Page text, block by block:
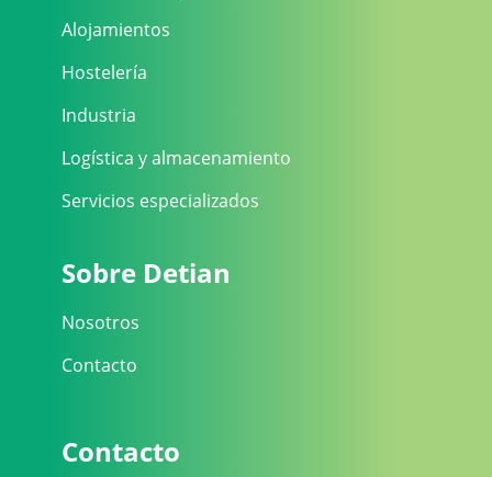
Alojamientos
Hostelería
Industria
Logística y almacenamiento
Servicios especializados
Sobre Detian
Nosotros
Contacto
Contacto